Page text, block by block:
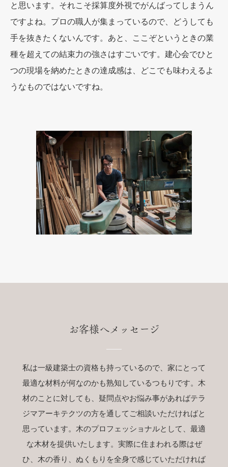
と思います。それこそ採算度外視でがんばってしまうん
ですよね。プロの職人が集まっているので、どうしても
手を抜きたくないんです。あと、ここぞというときの業
種を超えての結束力の強さはすごいです。建心会でひと
つの現場を納めたときの達成感は、どこでも味わえるよ
うなものではないですね。
お客様へメッセージ
私は一級建築士の資格も持っているので、家にとって
最適な材料が何なのかも熟知しているつもりです。木
材のことに対しても、疑問点やお悩み事があればテラ
ジマアーキテクツの方を通してご相談いただければと
思っています。木のプロフェッショナルとして、最適
な木材を提供いたします。実際に住まわれる際はぜ
ひ、木の香り、ぬくもりを全身で感じていただければ